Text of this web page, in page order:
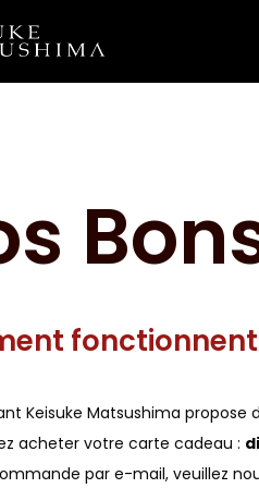
Keisuke Matsushima
acheter votre carte cadeau :
par e-mail, veuillez